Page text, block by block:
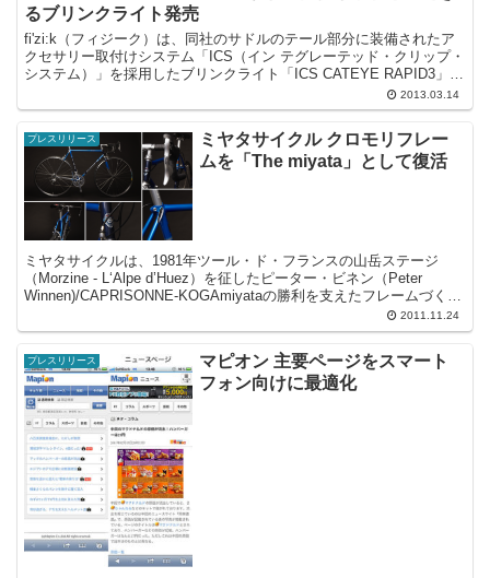
るブリンクライト発売
fi'zi:k（フィジーク）は、同社のサドルのテール部分に装備されたア
クセサリー取付けシステム「ICS（イン テグレーテッド・クリップ・
システム）」を採用したブリンクライト「ICS CATEYE RAPID3」を
2013.03.14
プレスリリース
ミヤタサイクル クロモリフレー
ムを「The miyata」として復活
ミヤタサイクルは、1981年ツール・ド・フランスの山岳ステージ
（Morzine - L‘Alpe d’Huez）を征したピーター・ビネン（Peter
Winnen)/CAPRISONNE-KOGAmiyataの勝利を支えたフレームづくり
2011.11.24
プレスリリース
マピオン 主要ページをスマート
フォン向けに最適化